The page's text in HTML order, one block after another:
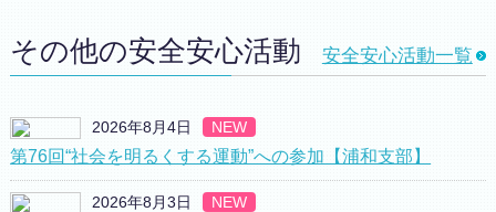
その他の安全安心活動 安全安心活動一覧
2026年8月4日 NEW
第76回“社会を明るくする運動”への参加【浦和支部】
2026年8月3日 NEW